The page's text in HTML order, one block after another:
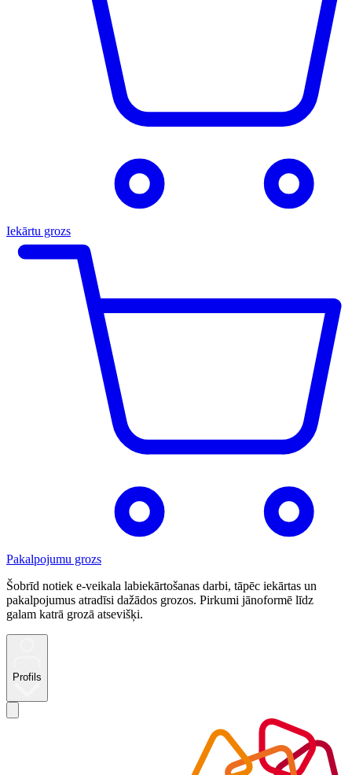
Iekārtu grozs
Pakalpojumu grozs
Šobrīd notiek e-veikala labiekārtošanas darbi, tāpēc iekārtas un
pakalpojumus atradīsi dažādos grozos. Pirkumi jānoformē līdz
galam katrā grozā atsevišķi.
Profils